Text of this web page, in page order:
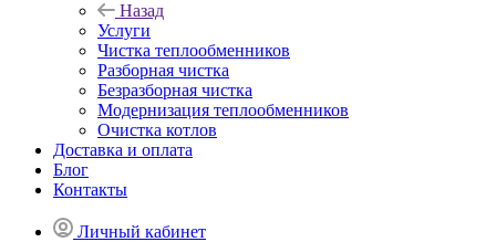
Назад
Услуги
Чистка теплообменников
Разборная чистка
Безразборная чистка
Модернизация теплообменников
Очистка котлов
Доставка и оплата
Блог
Контакты
Личный кабинет